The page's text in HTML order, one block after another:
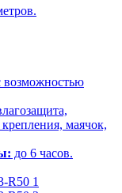
возможностью
маячок,
до 6 часов.